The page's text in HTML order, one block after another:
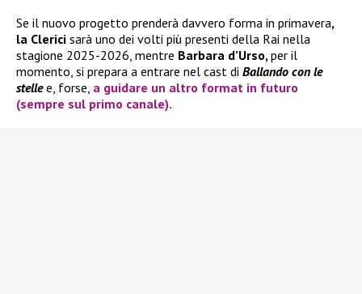
Se il nuovo progetto prenderà davvero forma in primavera,
la Clerici sarà uno dei volti più presenti della Rai nella
stagione 2025-2026, mentre Barbara d’Urso,per il
momento, si prepara a entrare nel cast di Ballando con le
stellee, forse, a guidare un altro format in futuro
(sempre sul primo canale).